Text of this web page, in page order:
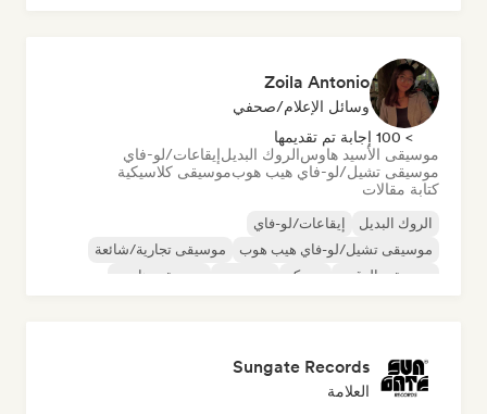
Zoila Antonio
وسائل الإعلام/صحفي
> 100 إجابة تم تقديمها
موسيقى الأسيد هاوسالروك البديلإيقاعات/لو-فاي
موسيقى تشيل/لو-فاي هيب هوبموسيقى كلاسيكية
كتابة مقالات
الروك البديل
إيقاعات/لو-فاي
موسيقى تشيل/لو-فاي هيب هوب
موسيقى تجارية/شائعة
موسيقى الرقص
ديسكو موسيقى هاوس
Sungate Records
العلامة